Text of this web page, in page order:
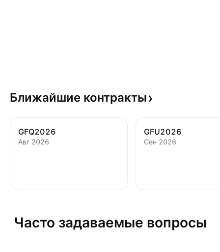
Ближайшие контракты
GFQ2026
Авг 2026
GFU2026
Сен 2026
Часто задаваемые вопросы